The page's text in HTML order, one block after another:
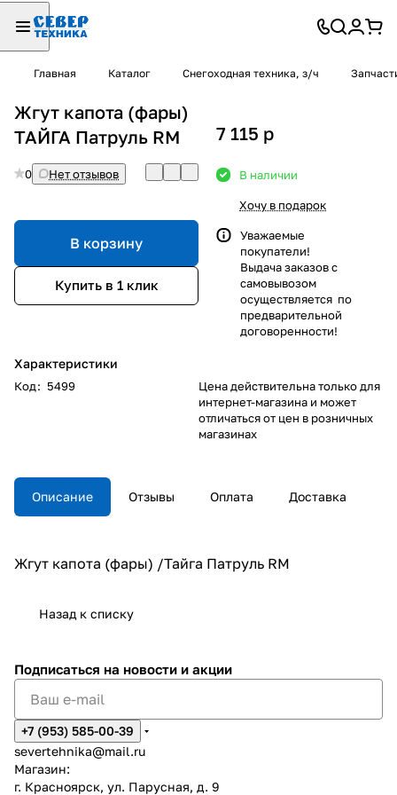
Главная Каталог Снегоходная техника, з/ч
Жгут капота (фары)
ТАЙГА Патруль RM
0 Нет отзывов
В корзину
Купить в 1 клик
Характеристики
Код: 5499
7 115 p
В наличии
Хочу в подарок
Уважаемые
покупатели!
Выдача заказов с
самовывозом
осуществляется по
предварительной
договоренности!
Цена действительна только для
интернет-магазина и может
отличаться от цен в розничных
магазинах
Описание Отзывы Оплата Доставка
Жгут капота (фары) /Тайга Патруль RM
Назад к списку
Подписаться на новости и акции
+7 (953) 585-00-39
severtehnika@mail.ru
Магазин:
г. Красноярск, ул. Парусная, д. 9